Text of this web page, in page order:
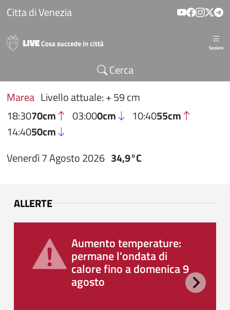
Salta al contenuto principale
Citta di Venezia
Sezioni
Cerca
Marea Livello attuale: + 59 cm
18:3070cm 03:000cm 10:4055cm
14:4050cm
Venerdì 7 Agosto 2026 34,9°C
ALLERTE
Aumento temperature:
permane l'ondata di
calore fino a domenica 9
agosto